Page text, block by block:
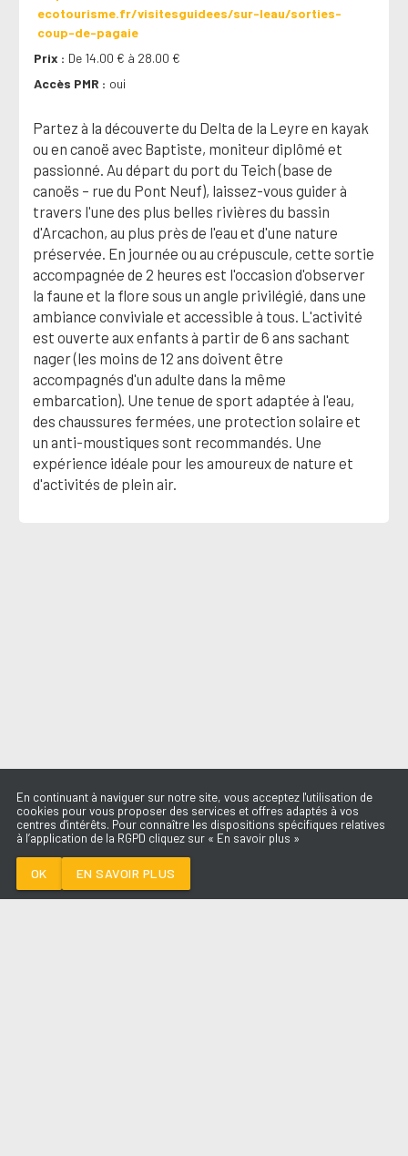
ecotourisme.fr/visitesguidees/sur-leau/sorties-
coup-de-pagaie
Prix
De 14.00 € à 28.00 €
Accès PMR
oui
Partez à la découverte du Delta de la Leyre en kayak
ou en canoë avec Baptiste, moniteur diplômé et
passionné. Au départ du port du Teich (base de
canoës – rue du Pont Neuf), laissez-vous guider à
travers l'une des plus belles rivières du bassin
d'Arcachon, au plus près de l'eau et d'une nature
préservée. En journée ou au crépuscule, cette sortie
accompagnée de 2 heures est l'occasion d'observer
la faune et la flore sous un angle privilégié, dans une
ambiance conviviale et accessible à tous. L'activité
est ouverte aux enfants à partir de 6 ans sachant
nager (les moins de 12 ans doivent être
accompagnés d'un adulte dans la même
embarcation). Une tenue de sport adaptée à l'eau,
des chaussures fermées, une protection solaire et
un anti-moustiques sont recommandés. Une
expérience idéale pour les amoureux de nature et
d'activités de plein air.
En continuant à naviguer sur notre site, vous acceptez l'utilisation de
cookies pour vous proposer des services et offres adaptés à vos
centres d'intérêts. Pour connaître les dispositions spécifiques relatives
à l’application de la RGPD cliquez sur « En savoir plus »
OK EN SAVOIR PLUS